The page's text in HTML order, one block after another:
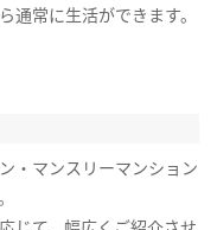
通常に生活ができます。
・マンスリーマンション